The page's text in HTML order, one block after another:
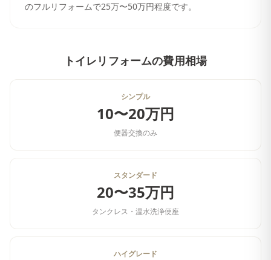
のフルリフォームで25万〜50万円程度です。
トイレリフォームの費用相場
シンプル
10〜20万円
便器交換のみ
スタンダード
20〜35万円
タンクレス・温水洗浄便座
ハイグレード